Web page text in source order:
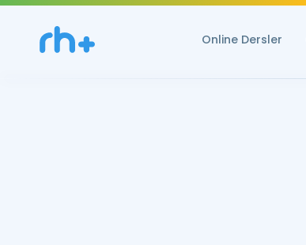
Online Dersler